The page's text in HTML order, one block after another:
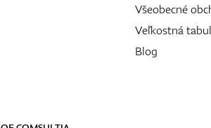
Všeobecné
Veľkostná
Blog